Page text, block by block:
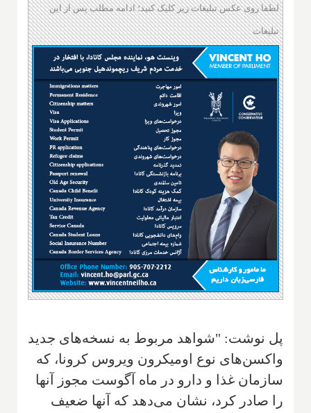
لطفا روی عکس تبلیغات زیر کلیک کنید؛ ادامه مطلب پس از این
تبلیغات
پل نوشت: "شواهد مربوط به نسخه‌های جدید
واکسن‌های نوع اومیکرون ویروس کرونا، که
سازمان غذا و دارو در ماه آگوست مجوز آنها
را صادر کرد، نشان می‌دهد که آنها ضعیف